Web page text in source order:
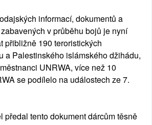
informací, dokumentů a
v průběhu bojů je nyní
přibližně 190 teroristických
a Palestinského islámského džihádu,
UNRWA, více než 10
se podílelo na událostech ze 7.
předal tento dokument dárcům těsně